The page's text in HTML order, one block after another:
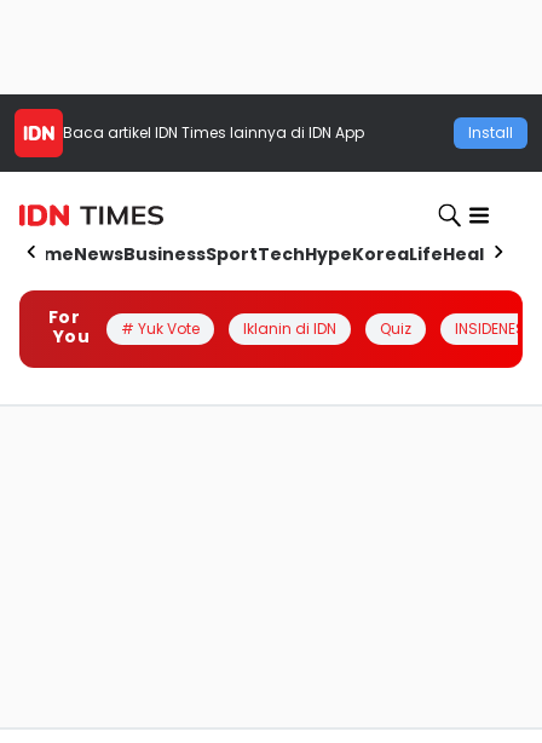
Baca artikel IDN Times lainnya di IDN App Install
HomeNewsBusinessSportTechHypeKoreaLifeHealth
For
You
# Yuk Vote Iklanin di IDN Quiz INSIDENESIA